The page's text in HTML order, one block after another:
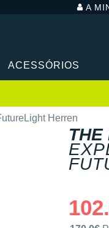
A
ACESSÓRIOS
Herren
THE